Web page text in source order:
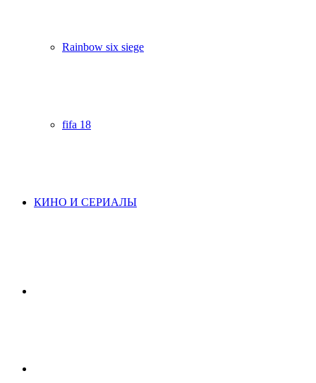
Rainbow six siege
fifa 18
КИНО И СЕРИАЛЫ